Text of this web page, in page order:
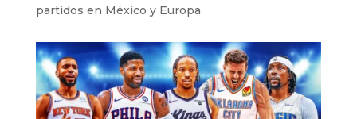
partidos en México y Europa.